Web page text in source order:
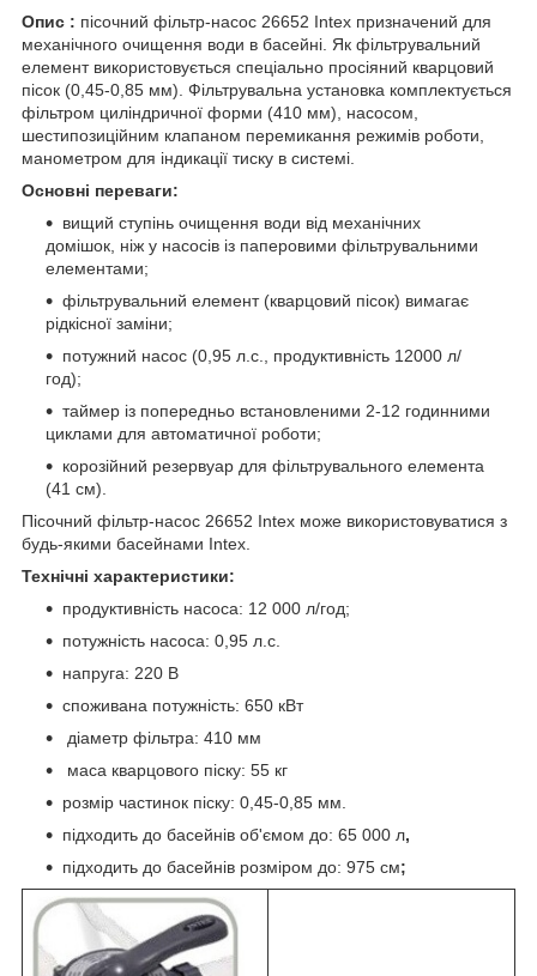
Опис : пісочний фільтр-насос 26652 Intex призначений для
механічного очищення води в басейні. Як фільтрувальний
елемент використовується спеціально просіяний кварцовий
пісок (0,45-0,85 мм). Фільтрувальна установка комплектується
фільтром циліндричної форми (410 мм), насосом,
шестипозиційним клапаном перемикання режимів роботи,
манометром для індикації тиску в системі.
Основні переваги:
вищий ступінь очищення води від механічних
домішок, ніж у насосів із паперовими фільтрувальними
елементами;
фільтрувальний елемент (кварцовий пісок) вимагає
рідкісної заміни;
потужний насос (0,95 л.с., продуктивність 12000 л/
год);
таймер із попередньо встановленими 2-12 годинними
циклами для автоматичної роботи;
корозійний резервуар для фільтрувального елемента
(41 см).
Пісочний фільтр-насос 26652 Intex може використовуватися з
будь-якими басейнами Intex.
Технічні характеристики:
продуктивність насоса: 12 000 л/год;
потужність насоса: 0,95 л.с.
напруга: 220 В
споживана потужність: 650 кВт
діаметр фільтра: 410 мм
маса кварцового піску: 55 кг
розмір частинок піску: 0,45-0,85 мм.
підходить до басейнів об'ємом до: 65 000 л,
підходить до басейнів розміром до: 975 см;